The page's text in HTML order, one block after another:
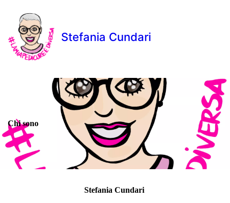
Stefania Cundari
Chi sono
Stefania Cundari